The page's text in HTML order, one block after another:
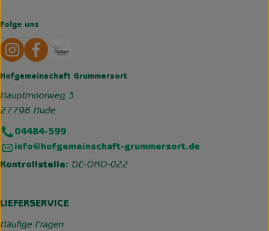
Folge uns
Externer Link zu https://www.instagram.com/
Hofgemeinschaft Grummersort
Hauptmoorweg 3
27798 Hude
04484-599
info@hofgemeinschaft-grummersort.de
Kontrollstelle: DE-ÖKO-022
LIEFERSERVICE
Häufige Fragen